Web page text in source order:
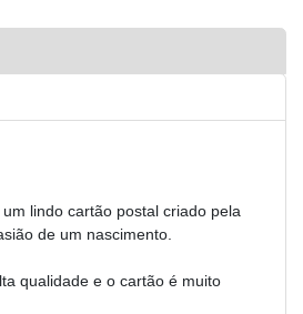
lindo cartão postal criado pela
de um nascimento.
qualidade e o cartão é muito